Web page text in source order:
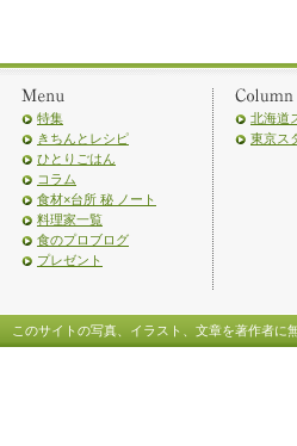
特集
きちんとレシピ
ひとりごはん
コラム
食材×台所 秘 ノート
料理家一覧
食のプロブログ
プレゼント
北海道
東京ス
このサイトの写真、イラスト、文章を著作者